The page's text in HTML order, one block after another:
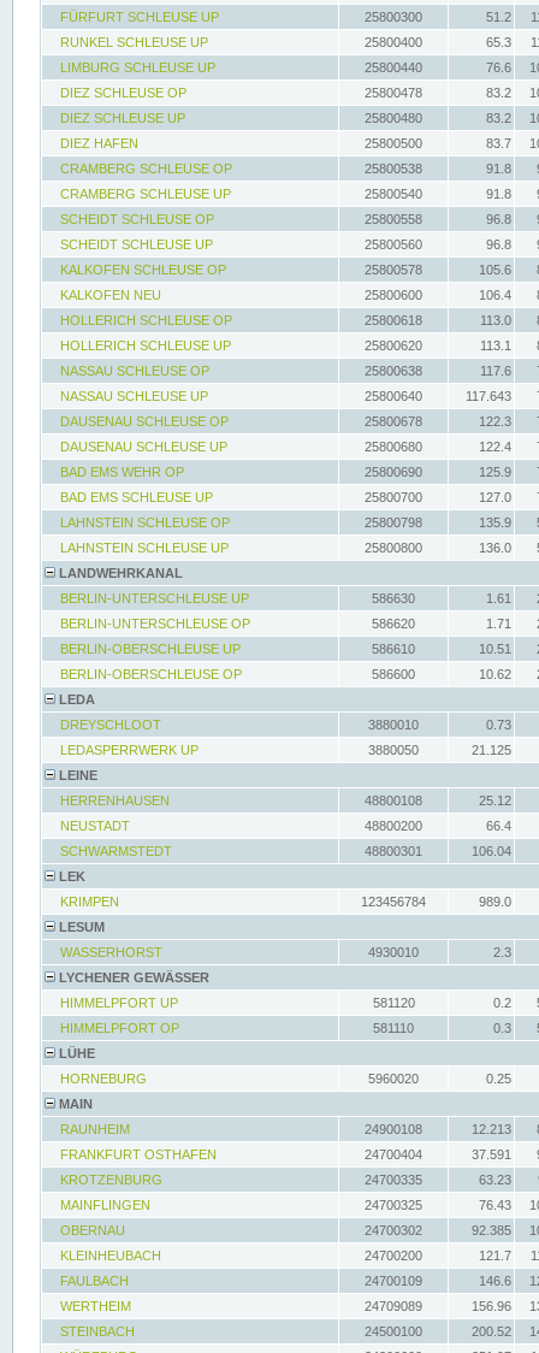
FÜRFURT SCHLEUSE UP
25800300 51.2
RUNKEL SCHLEUSE UP
25800400 65.3
LIMBURG SCHLEUSE UP
25800440 76.6
DIEZ SCHLEUSE OP
25800478 83.2
DIEZ SCHLEUSE UP
25800480 83.2
DIEZ HAFEN
25800500 83.7
CRAMBERG SCHLEUSE OP
25800538 91.8
CRAMBERG SCHLEUSE UP
25800540 91.8
SCHEIDT SCHLEUSE OP
25800558 96.8
SCHEIDT SCHLEUSE UP
25800560 96.8
KALKOFEN SCHLEUSE OP
25800578 105.6
KALKOFEN NEU
25800600 106.4
HOLLERICH SCHLEUSE OP
25800618 113.0
HOLLERICH SCHLEUSE UP
25800620 113.1
NASSAU SCHLEUSE OP
25800638 117.6
NASSAU SCHLEUSE UP
25800640 117.643
DAUSENAU SCHLEUSE OP
25800678 122.3
DAUSENAU SCHLEUSE UP
25800680 122.4
BAD EMS WEHR OP
25800690 125.9
BAD EMS SCHLEUSE UP
25800700 127.0
LAHNSTEIN SCHLEUSE OP
25800798 135.9
LAHNSTEIN SCHLEUSE UP
25800800 136.0
LANDWEHRKANAL
BERLIN-UNTERSCHLEUSE UP
586630 1.61
BERLIN-UNTERSCHLEUSE OP
586620 1.71
BERLIN-OBERSCHLEUSE UP
586610 10.51
BERLIN-OBERSCHLEUSE OP
586600 10.62
LEDA
DREYSCHLOOT
3880010
0.73
LEDASPERRWERK UP
3880050
21.125
LEINE
HERRENHAUSEN
48800108
25.12
NEUSTADT
48800200
66.4
SCHWARMSTEDT
48800301
106.04
LEK
KRIMPEN
123456784
989.0
LESUM
WASSERHORST
4930010
2.3
LYCHENER GEWÄSSER
HIMMELPFORT UP
581120 0.2
HIMMELPFORT OP
581110 0.3
LÜHE
HORNEBURG
5960020
0.25
MAIN
RAUNHEIM
24900108 12.213
FRANKFURT OSTHAFEN
24700404 37.591
KROTZENBURG
24700335 63.23
MAINFLINGEN
24700325 76.43
OBERNAU
24700302 92.385
KLEINHEUBACH
24700200 121.7
FAULBACH
24700109 146.6
WERTHEIM
24709089 156.96
STEINBACH
24500100 200.52